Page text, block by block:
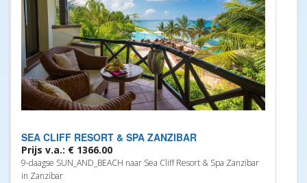
SEA CLIFF RESORT & SPA ZANZIBAR
Prijs v.a.: € 1366.00
9-daagse SUN_AND_BEACH naar Sea Cliff Resort & Spa Zanzibar
in Zanzibar